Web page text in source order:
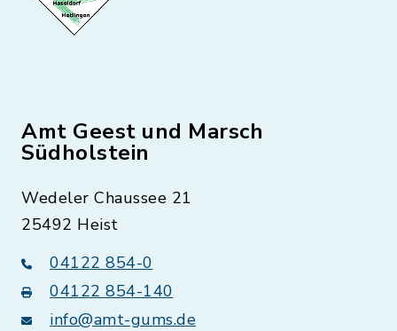
Amt Geest und Marsch
Südholstein
Wedeler Chaussee 21
25492 Heist
04122 854-0
04122 854-140
info@amt-gums.de